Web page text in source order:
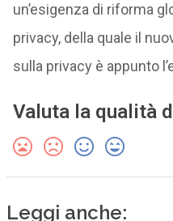
un’esigenza di riforma
privacy, della quale il
sulla privacy è appunto
Valuta la qualità
Leggi anche: